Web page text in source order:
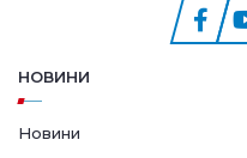
НОВИНИ
Новини